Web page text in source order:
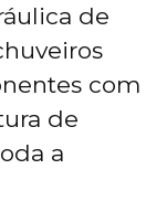
de
com
de
a